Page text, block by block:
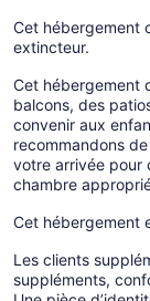
Cet hébergement
extincteur.
Cet hébergement
balcons, des
convenir aux
recommandons
votre arrivée pour
chambre
Cet hébergement
Les clients
suppléments,